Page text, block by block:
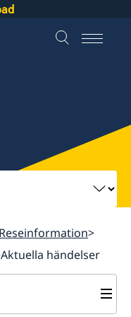
Reseinformation
Aktuella händelser